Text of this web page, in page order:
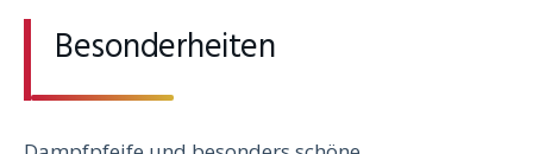
Besonderheiten